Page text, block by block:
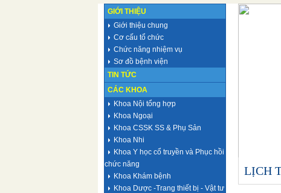
GIỚI THIỆU
Giới thiệu chung
Cơ cấu tổ chức
Chức năng nhiệm vụ
Sơ đồ bệnh viện
TIN TỨC
CÁC KHOA
Khoa Nội tổng hợp
Khoa Ngoại
Khoa CSSK SS & Phụ Sản
Khoa Nhi
Khoa Y học cổ truyền và Phục hồi
chức năng
Khoa Khám bệnh
Khoa Dược -Trang thiết bị - Vật tư
TUẦN 28 (13/7/2026 - 19/7/2026)
TUẦN 27 (06/7/2026 – 12/7/2026) LỊCH
xét tặng danh hiệu " Thầy thuốc Nhân dân",
TUẦN 24 (15/6/2026 – 21/6/2026)
TUẦN 23 (08/6/2026 – 14/6/2026)
người thực hành khám bệnh, chữa bệnh tại
TRỰC THÁNG 6 NĂM 2026
TUẦN 22 (01/6/2026 – 07/6/2026)